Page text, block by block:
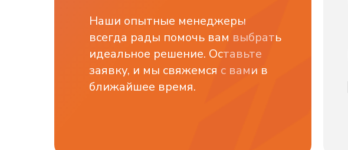
Наши опытные менеджеры
всегда рады помочь вам выбрать
идеальное решение. Оставьте
заявку, и мы свяжемся с вами в
ближайшее время.